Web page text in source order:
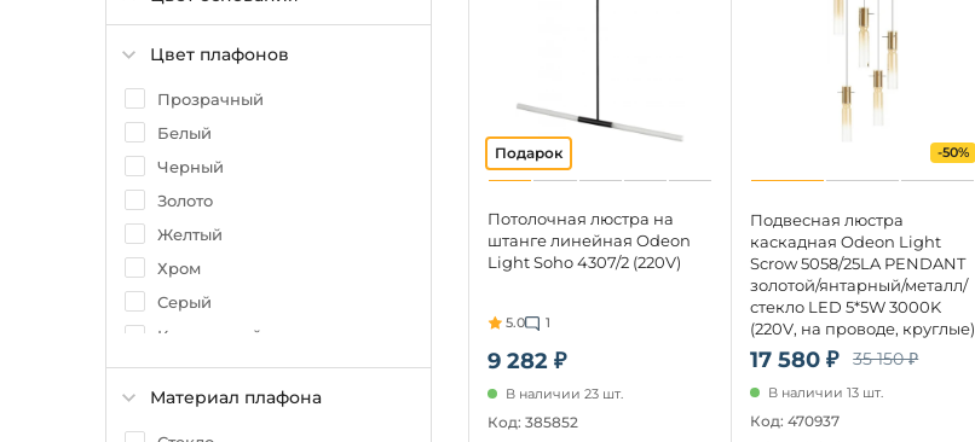
Цвет плафонов
Прозрачный
Белый
Черный
Золото
Желтый
Хром
Серый
Коричневый
Дымчатый
Зеленый
Янтарный
Материал плафона
9 282 ₽
Потолочная люстра на
штанге линейная Odeon
Light Soho 4307/2 (220V)
5.0 1
В наличии 23 шт.
Код: 385852
17 580 ₽ 35 150 ₽
-50%
Подвесная люстра
каскадная Odeon Light
Scrow 5058/25LA PENDANT
золотой/янтарный/металл/
стекло LED 5*5W 3000K
(220V, на проводе, круглые)
В наличии 13 шт.
Код: 470937